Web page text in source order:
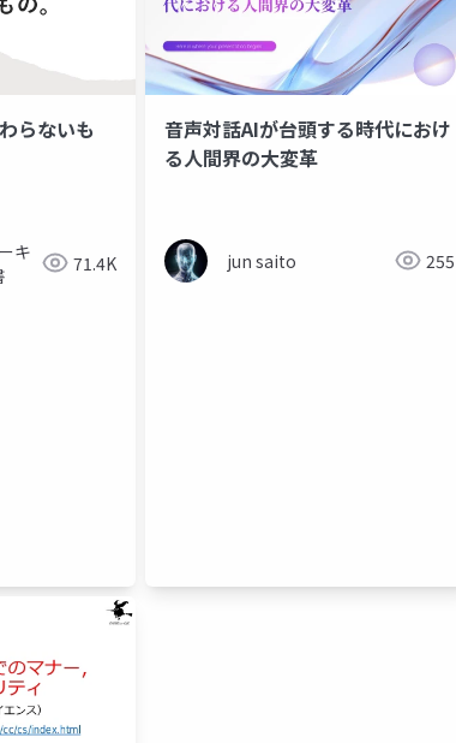
らないも
キ
71.4K
音声対話AIが台頭する時代におけ
る人間界の大変革
jun saito 255